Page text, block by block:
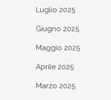
Luglio 2025
Giugno 2025
Maggio 2025
Aprile 2025
Marzo 2025